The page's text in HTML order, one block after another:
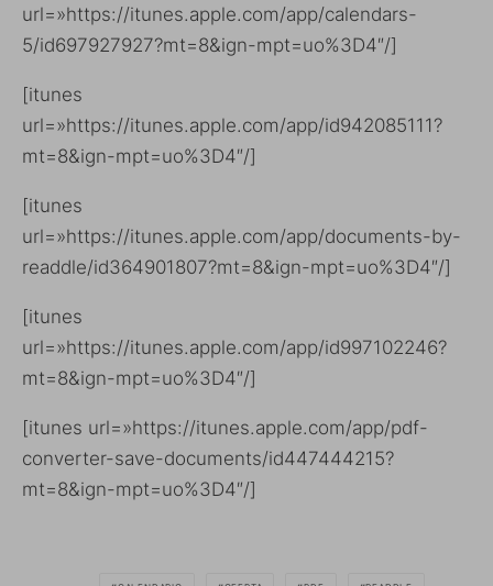
url=»https://itunes.apple.com/app/calendars-
5/id697927927?mt=8&ign-mpt=uo%3D4″/]
[itunes
url=»https://itunes.apple.com/app/id942085111?
mt=8&ign-mpt=uo%3D4″/]
[itunes
url=»https://itunes.apple.com/app/documents-by-
readdle/id364901807?mt=8&ign-mpt=uo%3D4″/]
[itunes
url=»https://itunes.apple.com/app/id997102246?
mt=8&ign-mpt=uo%3D4″/]
[itunes url=»https://itunes.apple.com/app/pdf-
converter-save-documents/id447444215?
mt=8&ign-mpt=uo%3D4″/]